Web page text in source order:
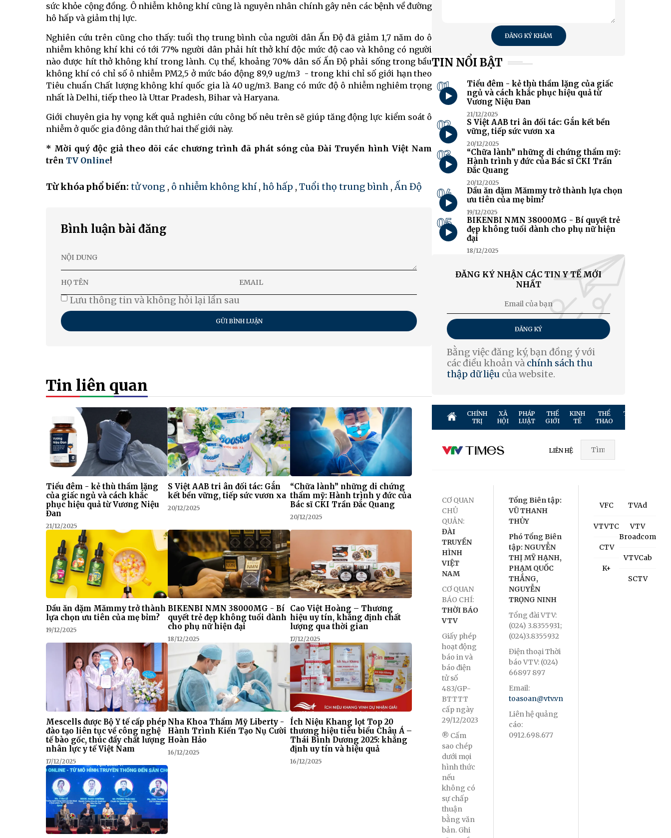
sức khỏe cộng đồng. Ô nhiễm không khí cũng là nguyên nhân chính gây nên các bệnh về đường
hô hấp và giảm thị lực.
Nghiên cứu trên cũng cho thấy: tuổi thọ trung bình của người dân Ấn Độ đã giảm 1,7 năm do ô
nhiễm không khí khi có tới 77% người dân phải hít thở khí độc mức độ cao và không có người
nào được hít thở không khí trong lành. Cụ thể, khoảng 70% dân số Ấn Độ phải sống trong bầu
không khí có chỉ số ô nhiễm PM2,5 ở mức báo động 89,9 ug/m3 - trong khi chỉ số giới hạn theo
Tiêu chuẩn Chất lượng không khí quốc gia là 40 ug/m3. Bang có mức độ ô nhiễm nghiêm trọng
nhất là Delhi, tiếp theo là Uttar Pradesh, Bihar và Haryana.
Giới chuyên gia hy vọng kết quả nghiên cứu công bố nêu trên sẽ giúp tăng động lực kiểm soát ô
nhiễm ở quốc gia đông dân thứ hai thế giới này.
* Mời quý độc giả theo dõi các chương trình đã phát sóng của Đài Truyền hình Việt Nam
trên TV Online!
Từ khóa phổ biến: tử vong , ô nhiễm không khí , hô hấp , Tuổi thọ trung bình ,Ấn Độ
Bình luận bài đăng
Lưu thông tin và không hỏi lại lần sau
GỬI BÌNH LUẬN
Tin liên quan
Tiểu đêm - kẻ thù thầm lặng
của giấc ngủ và cách khắc
phục hiệu quả từ Vương Niệu
Đan
21/12/2025
S Việt AAB tri ân đối tác: Gắn
kết bền vững, tiếp sức vươn xa
20/12/2025
“Chữa lành” những di chứng
thẩm mỹ: Hành trình y đức của
Bác sĩ CKI Trần Đắc Quang
20/12/2025
Dầu ăn dặm Mămmy trở thành
lựa chọn ưu tiên của mẹ bỉm?
19/12/2025
BIKENBI NMN 38000MG - Bí
quyết trẻ đẹp không tuổi dành
cho phụ nữ hiện đại
18/12/2025
Cao Việt Hoàng – Thương
hiệu uy tín, khẳng định chất
lượng qua thời gian
17/12/2025
Mescells được Bộ Y tế cấp phép
đào tạo liên tục về công nghệ
tế bào gốc, thúc đẩy chất lượng
nhân lực y tế Việt Nam
17/12/2025
Nha Khoa Thẩm Mỹ Liberty -
Hành Trình Kiến Tạo Nụ Cười
Hoàn Hảo
16/12/2025
Ích Niệu Khang lọt Top 20
thương hiệu tiêu biểu Châu Á –
Thái Bình Dương 2025: khẳng
định uy tín và hiệu quả
16/12/2025
ĐĂNG KÝ KHÁM
TIN NỔI BẬT
01
Tiểu đêm - kẻ thù thầm lặng của giấc
ngủ và cách khắc phục hiệu quả từ
Vương Niệu Đan
21/12/2025
02
S Việt AAB tri ân đối tác: Gắn kết bền
vững, tiếp sức vươn xa
20/12/2025
03
“Chữa lành” những di chứng thẩm mỹ:
Hành trình y đức của Bác sĩ CKI Trần
Đắc Quang
20/12/2025
04
Dầu ăn dặm Mămmy trở thành lựa chọn
ưu tiên của mẹ bỉm?
19/12/2025
05
BIKENBI NMN 38000MG - Bí quyết trẻ
đẹp không tuổi dành cho phụ nữ hiện
đại
18/12/2025
ĐĂNG KÝ NHẬN CÁC TIN Y TẾ MỚI
NHẤT
ĐĂNG KÝ
Bằng việc đăng ký, bạn đồng ý với
các điều khoản và chính sách thu
thập dữ liệu của website.
CHÍNH
TRỊ
XÃ
HỘI
PHÁP
LUẬT
THẾ
GIỚI
KINH
TẾ
THỂ
THAO
TRUYỀN
LIÊN HỆ
CƠ QUAN
CHỦ
QUẢN:
ĐÀI
TRUYỀN
HÌNH
VIỆT
NAM
CƠ QUAN
BÁO CHÍ:
THỜI BÁO
VTV
Giấy phép
hoạt động
báo in và
báo điện
tử số
483/GP-
BTTTT
cấp ngày
29/12/2023
® Cấm
sao chép
dưới mọi
hình thức
nếu
không có
sự chấp
thuận
bằng văn
bản. Ghi
Tổng Biên tập:
VŨ THANH
THỦY
Phó Tổng Biên
tập: NGUYỄN
THỊ MỸ HẠNH,
PHẠM QUỐC
THẮNG,
NGUYỄN
TRỌNG NINH
Tổng đài VTV:
(024) 3.8355931;
(024)3.8355932
Điện thoại Thời
báo VTV: (024)
66897 897
Email:
toasoan@vtv.vn
Liên hệ quảng
cáo:
0912.698.677
VFC
VTVTC
CTV
K+
TVAd
VTV
Broadcom
VTVCab
SCTV